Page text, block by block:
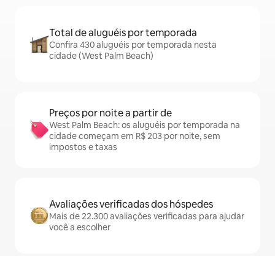
Total de aluguéis por temporada
Confira 430 aluguéis por temporada nesta
cidade (West Palm Beach)
Preços por noite a partir de
West Palm Beach: os aluguéis por temporada na
cidade começam em R$ 203 por noite, sem
impostos e taxas
Avaliações verificadas dos hóspedes
Mais de 22.300 avaliações verificadas para ajudar
você a escolher